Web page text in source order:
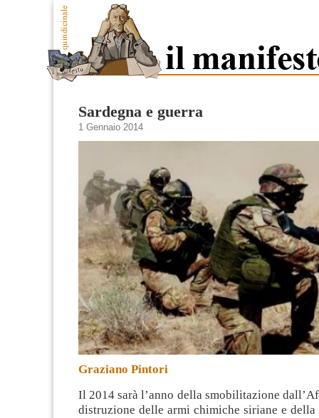
Sardegna e guerra
1 Gennaio 2014
Graziano Pintori
Il 2014 sarà l’anno della smobilitazione
distruzione delle armi chimiche siriane e